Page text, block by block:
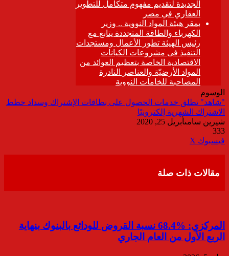
الوسوم
"شاهد" تطلق خدمات الحصول على بطاقات الإشتراك وسداد خطط
الاشتراك الشهرية إلكترونيًا
شيرين سامىأبريل 25, 2020
333
فيسبوك ‫X
مقالات ذات صلة
المركزي: %68.4 نسبة القروض للودائع بالبنوك بنهاية
الربع الأول من العام الجاري